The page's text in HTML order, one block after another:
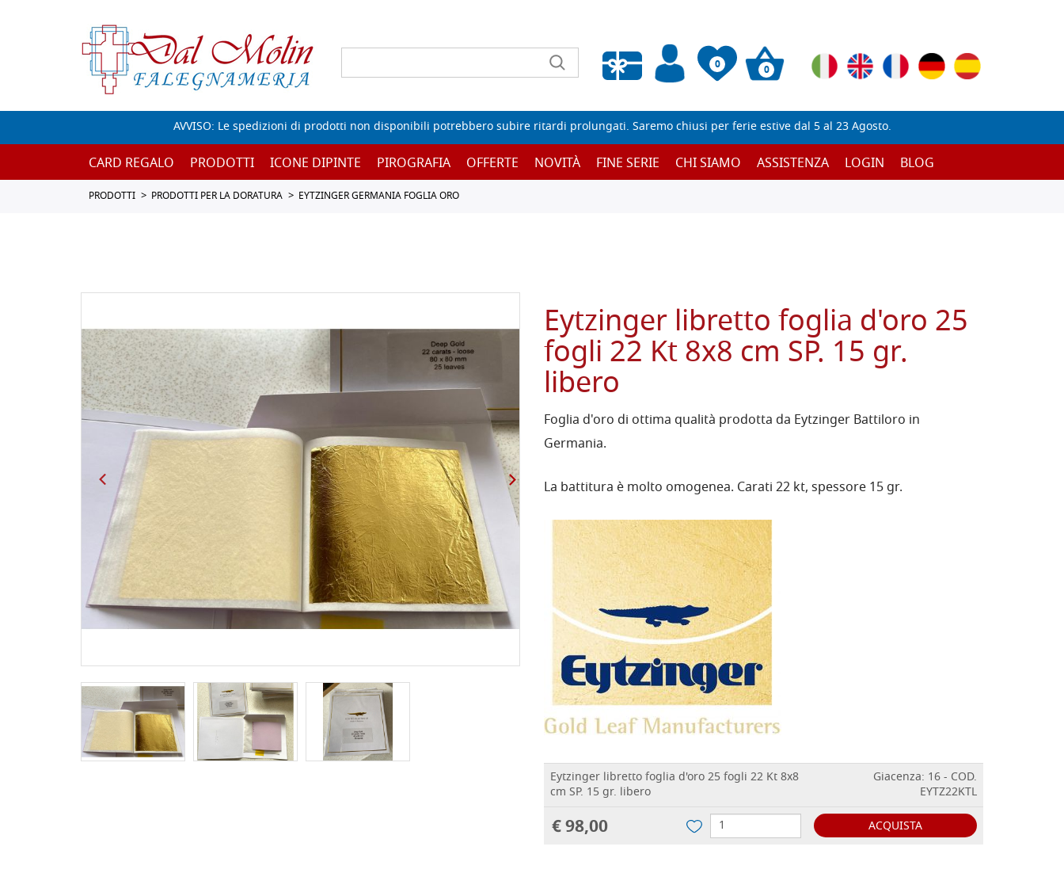
0
Wishlist vuota
0
AVVISO: Le spedizioni di prodotti non disponibili potrebbero subire ritardi prolungati. Saremo chiusi per ferie estive dal 5 al 23 Agosto.
CARD REGALO PRODOTTI ICONE DIPINTE PIROGRAFIA OFFERTE NOVITÀ FINE SERIE CHI SIAMO ASSISTENZA LOGIN BLOG
PRODOTTI PRODOTTI PER LA DORATURA EYTZINGER GERMANIA FOGLIA ORO
Eytzinger libretto foglia d'oro 25
fogli 22 Kt 8x8 cm SP. 15 gr.
libero
Foglia d'oro di ottima qualità prodotta da Eytzinger Battiloro in
Germania.
La battitura è molto omogenea. Carati 22 kt, spessore 15 gr.
Eytzinger libretto foglia d'oro 25 fogli 22 Kt 8x8
cm SP. 15 gr. libero
Giacenza: 16 - COD.
EYTZ22KTL
€ 98,00 ACQUISTA